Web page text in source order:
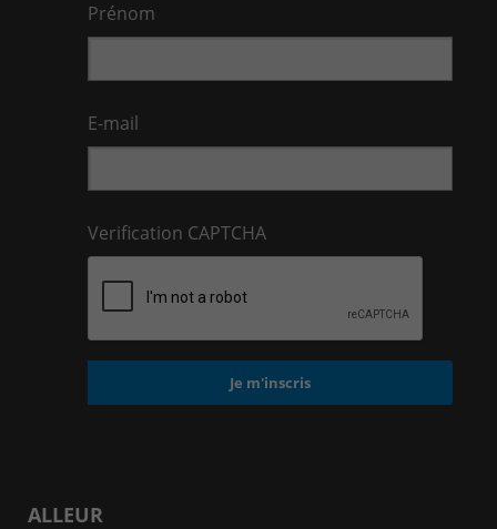
Prénom
E-mail
Verification CAPTCHA
ALLEUR